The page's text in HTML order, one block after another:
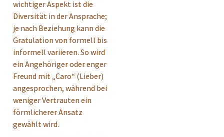
wichtiger Aspekt ist die
Diversität in der Ansprache;
je nach Beziehung kann die
Gratulation von formell bis
informell variieren. So wird
ein Angehöriger oder enger
Freund mit „Caro“ (Lieber)
angesprochen, während bei
weniger Vertrauten ein
förmlicherer Ansatz
gewählt wird.